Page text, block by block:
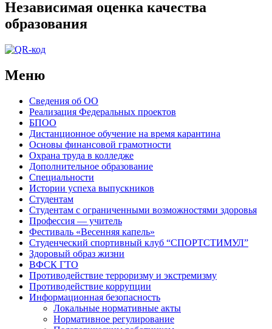
Независимая оценка качества
образования
Меню
Сведения об ОО
Реализация Федеральных проектов
БПОО
Дистанционное обучение на время карантина
Основы финансовой грамотности
Охрана труда в колледже
Дополнительное образование
Специальности
Истории успеха выпускников
Студентам
Студентам с ограниченными возможностями здоровья
Профессия — учитель
Фестиваль «Весенняя капель»
Студенческий спортивный клуб “СПОРТСТИМУЛ”
Здоровый образ жизни
ВФСК ГТО
Противодействие терроризму и экстремизму
Противодействие коррупции
Информационная безопасность
Локальные нормативные акты
Нормативное регулирование